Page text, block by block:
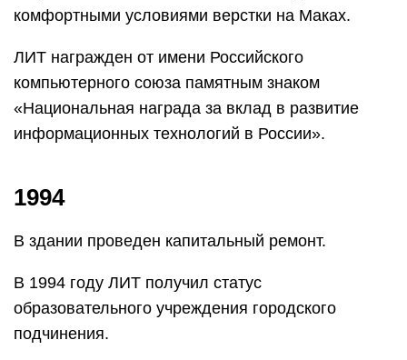
комфортными условиями верстки на Маках.
ЛИТ награжден от имени Российского
компьютерного союза памятным знаком
«Национальная награда за вклад в развитие
информационных технологий в России».
1994
В здании проведен капитальный ремонт.
В 1994 году ЛИТ получил статус
образовательного учреждения городского
подчинения.